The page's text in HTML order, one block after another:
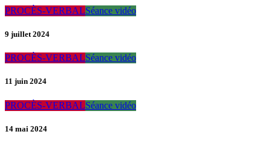
PROCÈS-VERBALSéance vidéo
9 juillet 2024
PROCÈS-VERBALSéance vidéo
11 juin 2024
PROCÈS-VERBALSéance vidéo
14 mai 2024